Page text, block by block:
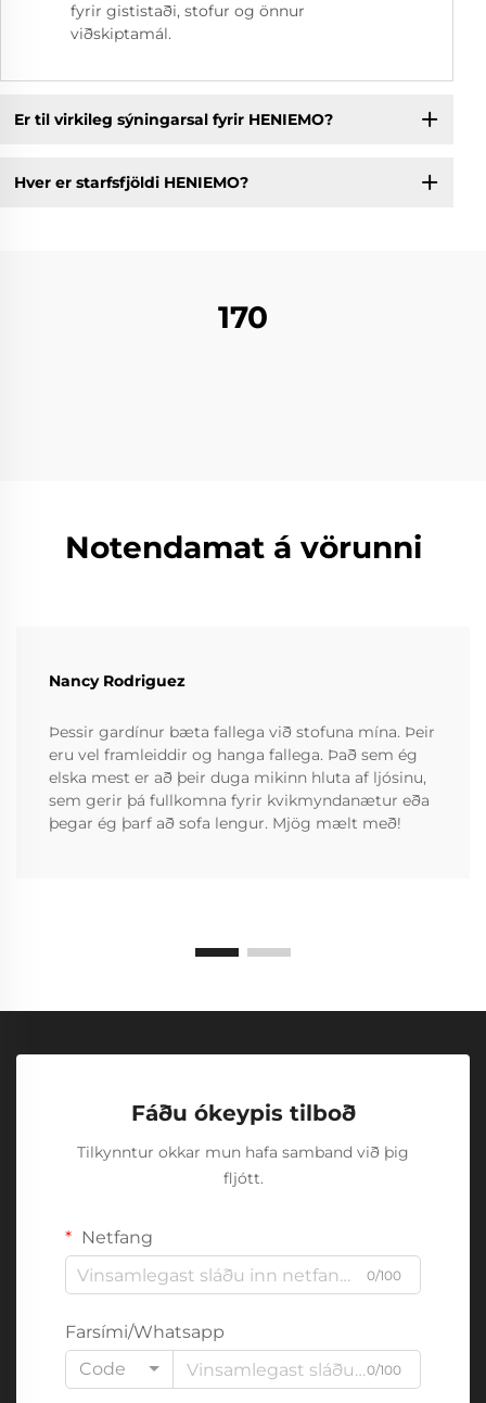
fyrir gististaði, stofur og önnur
viðskiptamál.
Er til virkileg sýningarsal fyrir HENIEMO?
Hver er starfsfjöldi HENIEMO?
170
Notendamat á vörunni
Nancy Rodriguez
Þessir gardínur bæta fallega við stofuna mína. Þeir
eru vel framleiddir og hanga fallega. Það sem ég
elska mest er að þeir duga mikinn hluta af ljósinu,
sem gerir þá fullkomna fyrir kvikmyndanætur eða
þegar ég þarf að sofa lengur. Mjög mælt með!
Fáðu ókeypis tilboð
Tilkynntur okkar mun hafa samband við þig
fljótt.
Netfang
0/100
Farsími/Whatsapp
Code
0/100